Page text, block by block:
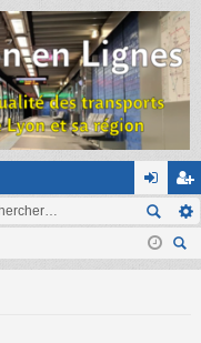
on
ne
ns
cri
ec